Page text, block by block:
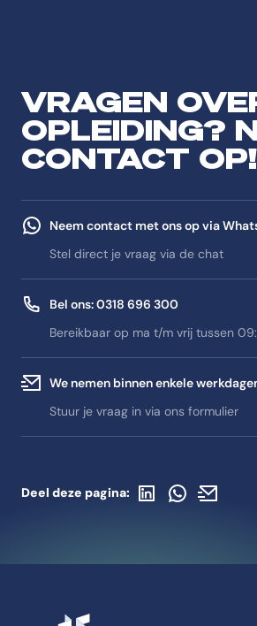
VRAGEN
OPLEIDING?
CONTACT OP!
Neem contact met ons op via
Stel direct je vraag via de chat
Bel ons: 0318 696 300
Bereikbaar op ma t/m vrij tussen
We nemen binnen enkele
Stuur je vraag in via ons formulier
Deel deze pagina: Deel op LinkedIn
Deel viaDeel via